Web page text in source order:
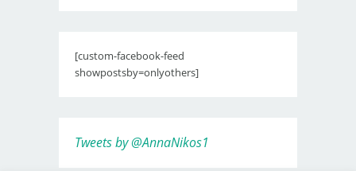
[custom-facebook-feed
showpostsby=onlyothers]
Tweets by @AnnaNikos1